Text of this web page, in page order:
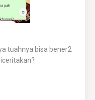
tuahnya bisa bener2